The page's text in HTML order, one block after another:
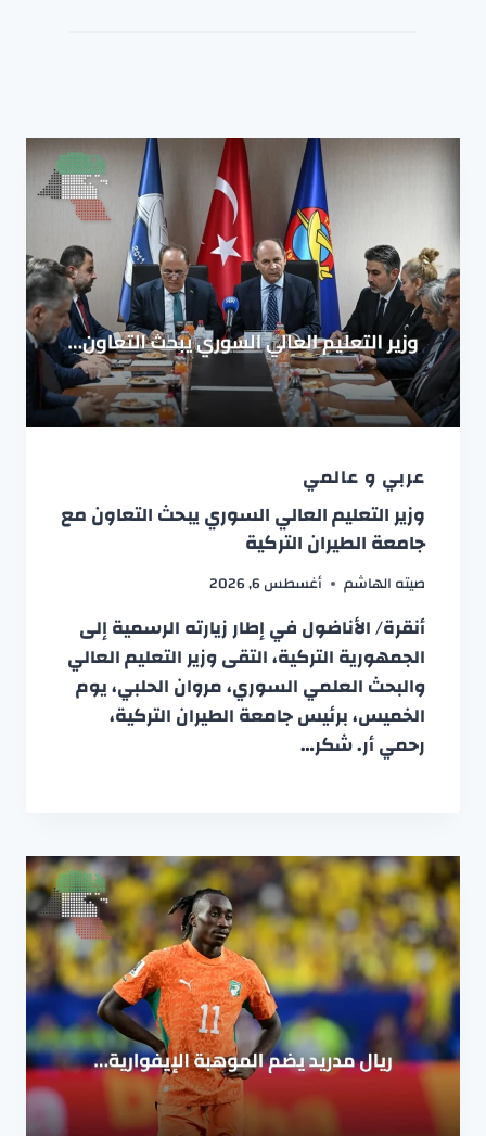
عربي و عالمي
وزير التعليم العالي السوري يبحث التعاون مع
جامعة الطيران التركية
صيته الهاشم أغسطس 6, 2026
أنقرة/ الأناضول في إطار زيارته الرسمية إلى
الجمهورية التركية، التقى وزير التعليم العالي
والبحث العلمي السوري، مروان الحلبي، يوم
الخميس، برئيس جامعة الطيران التركية،
رحمي أر. شكر…